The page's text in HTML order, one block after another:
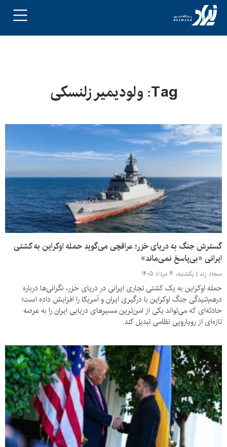
Tag: ولودیمیر زلنسکی
گسترش جنگ به دریای خزر؛ عراقچی می‌گوید حمله اوکراین به کشتی
ایرانی «بی‌پاسخ نمی‌ماند»
سجاد زند یکشنبه، ۴ مرداد ۱۴۰۵
حمله اوکراین به یک کشتی تجاری ایرانی در دریای خزر، نگرانی‌ها درباره
درهم‌تنیدگی جنگ اوکراین با درگیری ایران و آمریکا را افزایش داده است؛
حادثه‌ای که می‌تواند یکی از امن‌ترین مسیرهای دریایی ایران را به عرصه
تازه‌ای از رویارویی نظامی تبدیل کند.